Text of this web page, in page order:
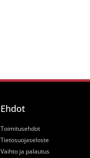
Ehdot
Toimitusehdot
Tietosuojaseloste
Vaihto ja palautus